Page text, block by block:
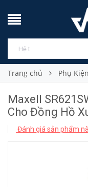
Trang chủ Phụ Kiện
Maxell
Cho Đồng Hồ
Đánh giá sản phẩm